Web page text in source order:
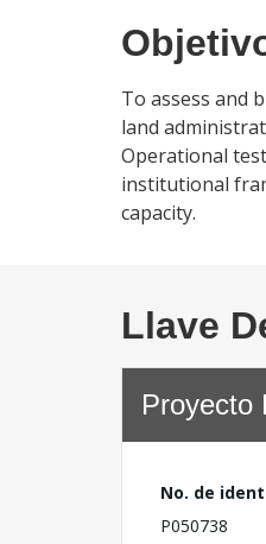
To assess and
land
Operational
institutional
capacity.
Llave
Proyecto
No. de
P050738